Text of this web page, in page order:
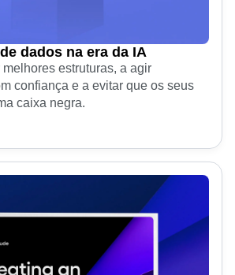
dados na era da IA
estruturas, a agir
confiança e a evitar que os seus
caixa negra.